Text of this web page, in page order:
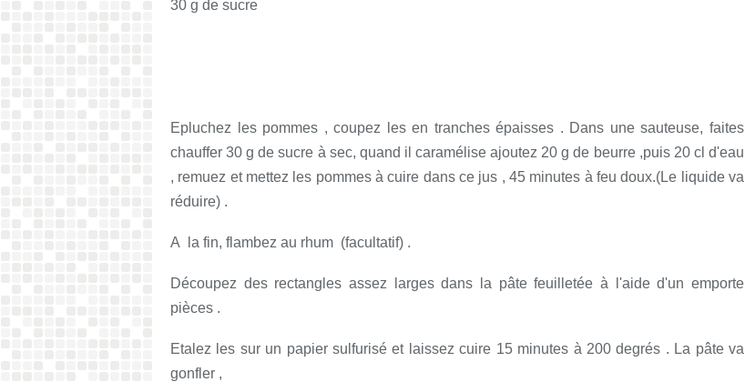
30 g de sucre
Epluchez les pommes , coupez les en tranches épaisses . Dans une sauteuse, faites
chauffer 30 g de sucre à sec, quand il caramélise ajoutez 20 g de beurre ,puis 20 cl d'eau
, remuez et mettez les pommes à cuire dans ce jus , 45 minutes à feu doux.(Le liquide va
réduire) .
A la fin, flambez au rhum (facultatif) .
Découpez des rectangles assez larges dans la pâte feuilletée à l'aide d'un emporte
pièces .
Etalez les sur un papier sulfurisé et laissez cuire 15 minutes à 200 degrés . La pâte va
gonfler ,